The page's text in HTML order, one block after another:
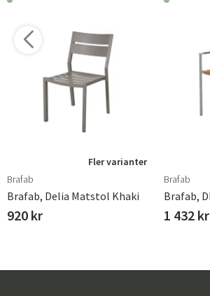
Fler varianter
Brafab
Brafab, Delia Matstol Khaki
920 kr
Brafab
1 432 kr